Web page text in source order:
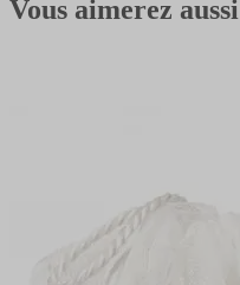
Vous aimerez aussi